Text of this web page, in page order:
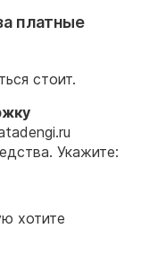
платные
стоит.
Укажите:
хотите